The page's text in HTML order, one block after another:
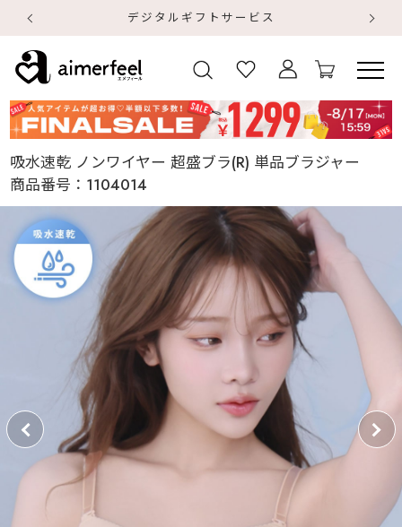
デジタルギフトサービス
吸水速乾 ノンワイヤー 超盛ブラ(R) 単品ブラジャー
商品番号： 1104014